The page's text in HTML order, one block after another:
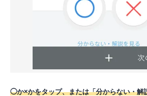
◯か×かをタップ、または「分からない・解